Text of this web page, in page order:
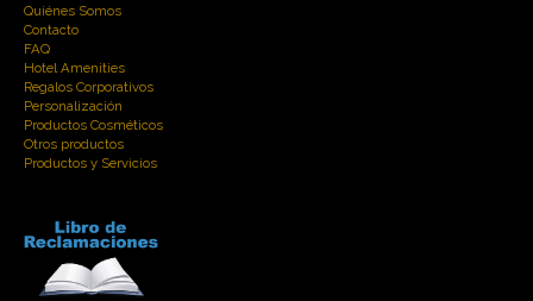
Quiénes Somos
Contacto
FAQ
Hotel Amenities
Regalos Corporativos
Personalización
Productos Cosméticos
Otros productos
Productos y Servicios